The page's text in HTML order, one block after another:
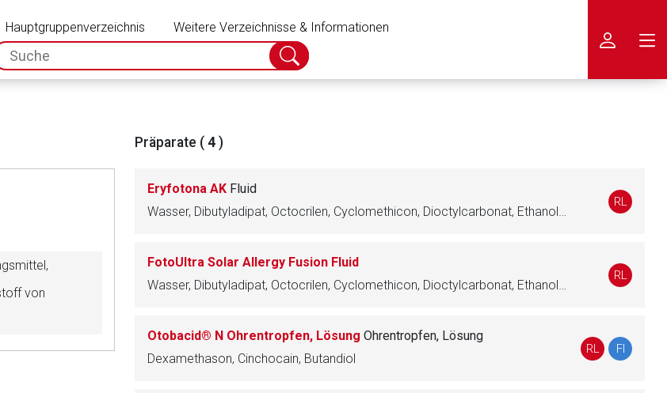
Hauptgruppenverzeichnis
Weitere Verzeichnisse & Informationen
Suche
abschicken
von
Präparate ( 4 )
Eryfotona AK Fluid
Wasser, Dibutyladipat, Octocrilen, Cyclomethicon, Dioctylcarbonat, Ethanol, vergällt, Titandioxid, Avobenzon, Cyclohexasiloxan, Bemotrizinol, Butandiol, Macrogol-30-dipolyhydroxystearat, Nylon, Dimeticon, Dimeticon, pegyliert, Natriumchlorid, Phenoxyethanol, Siliciumdioxid, hochdispers, Disteardimoniumhectorit, alpha-Tocopherolacetat, Glycerolstearat, Parfüm, Bisabolol, Edetinsäure, Ethylhexylglycerol, Panthenol, Macrogol, alpha-Tocopherol, Phosphatidylcholin, Plankton-Extrakt, Palmitoylascorbinsäure, Ascorbinsäure, Citronensäure
RL
FotoUltra Solar Allergy Fusion Fluid
Wasser, Dibutyladipat, Octocrilen, Cyclomethicon, Dioctylcarbonat, Ethanol, vergällt, Titandioxid, Avobenzon, Cyclohexasiloxan, Bemotrizinol, Butandiol, Macrogol-30-dipolyhydroxystearat, Nylon, Dimeticon, pegyliert, Ectoin, Natriumchlorid, Phenoxyethanol, Siliciumdioxid, hochdispers, Disteardimoniumhectorit, alpha-Tocopherolacetat, Glycerolstearat, Dimeticon, Parfüm, Bisabolol, Edetinsäure, Ethylhexylglycerol, Panthenol, Macrogol, alpha-Tocopherol, Palmitoylascorbinsäure, Ascorbinsäure, Citronensäure
RL
Otobacid® N Ohrentropfen, Lösung Ohrentropfen, Lösung
Dexamethason, Cinchocain, Butandiol
RL FI
eine externe Web-Seite. Für die Inhalte der externen Web-Seite ist deren